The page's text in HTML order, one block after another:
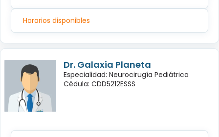
Horarios disponibles
Dr. Galaxia Planeta
Especialidad: Neurocirugía Pediátrica
Cédula: CDD5212ESSS